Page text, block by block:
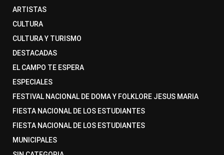
ARTISTAS
CULTURA
CULTURA Y TURISMO
DESTACADAS
EL CAMPO TE ESPERA
ESPECIALES
FESTIVAL NACIONAL DE DOMA Y FOLKLORE JESUS MARIA
FIESTA NACIONAL DE LOS ESTUDIANTES
FIESTA NACIONAL DE LOS ESTUDIANTES
MUNICIPALES